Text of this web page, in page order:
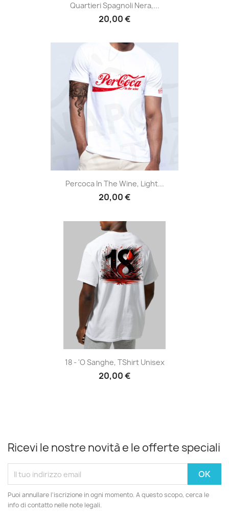
Quartieri Spagnoli Nera,...
20,00 €
Percoca In The Wine, Light...
20,00 €
18 - 'O Sanghe, TShirt Unisex
20,00 €
Ricevi le nostre novità e le offerte speciali
Puoi annullare l'iscrizione in ogni momento. A questo scopo, cerca le
info di contatto nelle note legali.